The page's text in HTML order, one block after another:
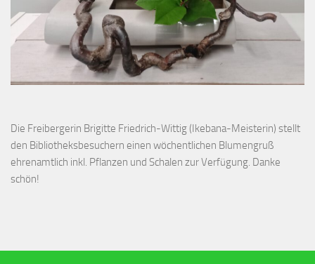
Die Freibergerin Brigitte Friedrich-Wittig (Ikebana-Meisterin) stellt
den Bibliotheksbesuchern einen wöchentlichen Blumengruß
ehrenamtlich inkl. Pflanzen und Schalen zur Verfügung. Danke
schön!